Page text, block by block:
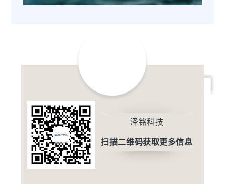
泽铭科技
扫描二维码获取更多信息